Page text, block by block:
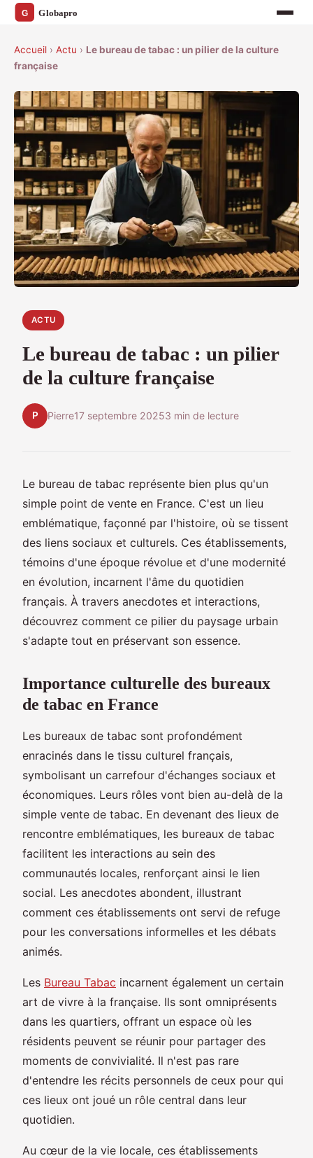
Accueil › Actu › Le bureau de tabac : un pilier de la culture
française
ACTU
Le bureau de tabac : un pilier
de la culture française
P Pierre17 septembre 20253 min de lecture
Le bureau de tabac représente bien plus qu'un
simple point de vente en France. C'est un lieu
emblématique, façonné par l'histoire, où se tissent
des liens sociaux et culturels. Ces établissements,
témoins d'une époque révolue et d'une modernité
en évolution, incarnent l'âme du quotidien
français. À travers anecdotes et interactions,
découvrez comment ce pilier du paysage urbain
s'adapte tout en préservant son essence.
Importance culturelle des bureaux
de tabac en France
Les bureaux de tabac sont profondément
enracinés dans le tissu culturel français,
symbolisant un carrefour d'échanges sociaux et
économiques. Leurs rôles vont bien au-delà de la
simple vente de tabac. En devenant des lieux de
rencontre emblématiques, les bureaux de tabac
facilitent les interactions au sein des
communautés locales, renforçant ainsi le lien
social. Les anecdotes abondent, illustrant
comment ces établissements ont servi de refuge
pour les conversations informelles et les débats
animés.
Les Bureau Tabac incarnent également un certain
art de vivre à la française. Ils sont omniprésents
dans les quartiers, offrant un espace où les
résidents peuvent se réunir pour partager des
moments de convivialité. Il n'est pas rare
d'entendre les récits personnels de ceux pour qui
ces lieux ont joué un rôle central dans leur
quotidien.
Au cœur de la vie locale, ces établissements